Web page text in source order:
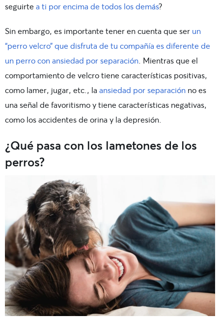
seguirtea ti por encima de todos los demás?
Sin embargo, es importante tener en cuenta que ser un
“perro velcro” que disfruta de tu compañía es diferente de
un perro con ansiedad por separación . Mientras que el
comportamiento de velcro tiene características positivas,
como lamer, jugar, etc., la ansiedad por separación no es
una señal de favoritismo y tiene características negativas,
como los accidentes de orina y la depresión.
¿Qué pasa con los lametones de los
perros?